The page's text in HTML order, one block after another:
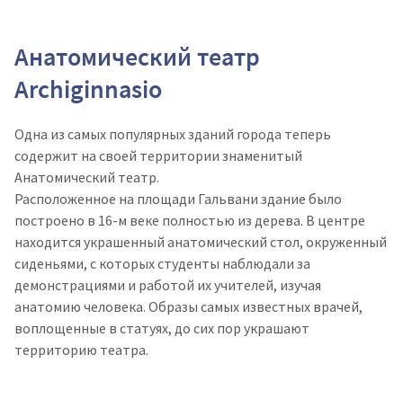
Анатомический театр
Archiginnasio
Одна из самых популярных зданий города теперь
содержит на своей территории знаменитый
Анатомический театр.
Расположенное на площади Гальвани здание было
построено в 16-м веке полностью из дерева. В центре
находится украшенный анатомический стол, окруженный
сиденьями, с которых студенты наблюдали за
демонстрациями и работой их учителей, изучая
анатомию человека. Образы самых известных врачей,
воплощенные в статуях, до сих пор украшают
территорию театра.